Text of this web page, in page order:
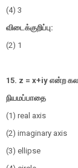
(4) 3
விடைக்குறிப்பு:
(2) 1
15. z = x+iy என்ற
நியமப்பாதை
(1) real axis
(2) imaginary axis
(3) ellipse